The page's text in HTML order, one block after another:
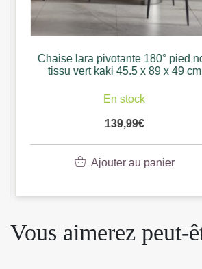
Chaise lara pivotante 180° pied
tissu vert kaki 45.5 x 89 x 49 cm
En stock
139,99€
Ajouter au panier
Vous aimerez peut-